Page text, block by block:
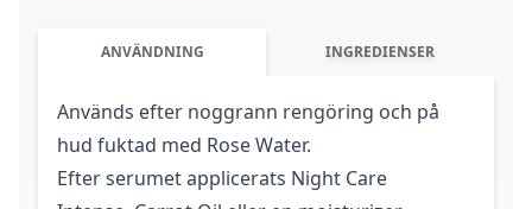
ANVÄNDNING INGREDIENSER
Används efter noggrann rengöring och på
hud fuktad med Rose Water.
Efter serumet applicerats Night Care